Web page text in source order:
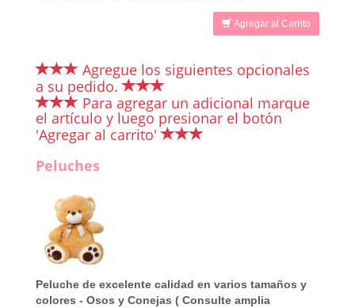
Agregar al Carrito
Agregue los siguientes opcionales
a su pedido.
Para agregar un adicional marque
el artículo y luego presionar el botón
'Agregar al carrito'
Peluches
Peluche de excelente calidad en varios tamaños y
colores - Osos y Conejas ( Consulte amplia